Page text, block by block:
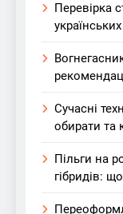
Перевірка
українських
Сучасні
обирати та
Пільги на
гібридів: